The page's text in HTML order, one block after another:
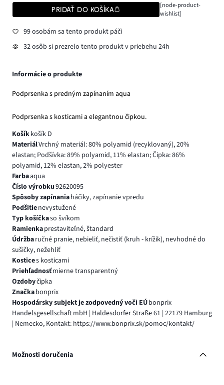
PRIDAŤ DO KOŠÍKA
[node-product-
wishlist]
99 osobám sa tento produkt páči
32 osôb si prezrelo tento produkt v priebehu 24h
Informácie o produkte
Podprsenka s predným zapínaním aqua
Podprsenka s kosticami a elegantnou čipkou.
Košíkkošík D
MateriálVrchný materiál: 80% polyamid (recyklovaný), 20%
elastan; Podšívka: 89% polyamid, 11% elastan; Čipka: 86%
polyamid, 12% elastan, 2% polyester
Farbaaqua
Číslo výrobku92620095
Spôsoby zapínaniaháčiky, zapínanie vpredu
Podšitienevystužené
Typ košíčkaso švíkom
Ramienkaprestaviteľné, štandard
Údržbaručné pranie, nebieliť, nečistiť (kruh - krížik), nevhodné do
sušičky, nežehliť
Kostices kosticami
Priehľadnosťmierne transparentný
Ozdobyčipka
Značkabonprix
Hospodársky subjekt je zodpovedný voči EÚbonprix
Handelsgesellschaft mbH | Haldesdorfer Straße 61 | 22179 Hamburg
| Nemecko, Kontakt: https://www.bonprix.sk/pomoc/kontakt/
Možnosti doručenia